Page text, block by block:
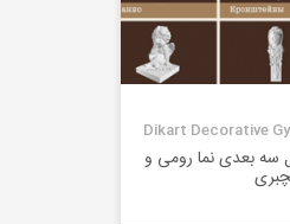
Dikart Decorative
بعدی نما رومی و